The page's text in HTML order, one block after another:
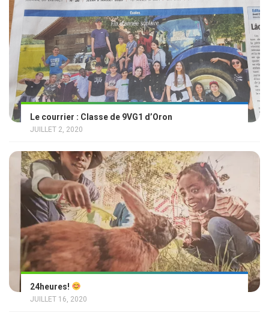
Le courrier : Classe de 9VG1 d’Oron
JUILLET 2, 2020
24heures!
JUILLET 16, 2020